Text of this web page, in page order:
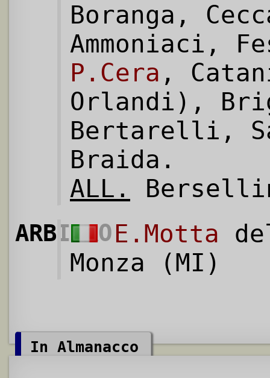
Boranga,
Ammoniaci,
P.Cera ,
Orlandi),
Bertarelli,
Braida.
ALL.
ARBITROE.Motta
Monza (MI)
In Almanacco